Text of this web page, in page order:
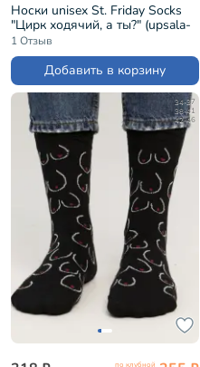
Носки unisex St. Friday Socks
"Цирк ходячий, а ты?" (upsala-
1285-05/11/02)
1 Отзыв
Добавить в корзину
34-37
38-41
42-46